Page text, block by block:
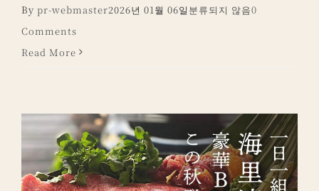
By pr-webmaster2026년 01월 06일 분류되지 않음0
Comments
Read More